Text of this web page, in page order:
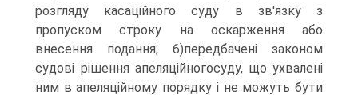
розгляду касаційного суду в зв'язку з
пропуском строку на оскарження або
внесення подання; 6)передбачені законом
судові рішення апеляційногосуду, що ухвалені
ним в апеляційному порядку і не можуть бути